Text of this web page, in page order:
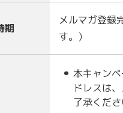
期
メルマガ登録
す。）
本キャン
ドレスは
了承くだ